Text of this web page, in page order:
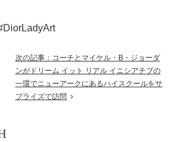
次の記事：コーチとマイケル・B・ジョーダ
ンがドリーム イット リアル イニシアチブの
一環でニューアークにあるハイスクールをサ
プライズで訪問